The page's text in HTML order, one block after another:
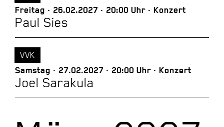
Freitag 26.02.2027 20:00 Uhr Konzert
Paul Sies
Samstag 27.02.2027 20:00 Uhr Konzert
Joel Sarakula
VVK